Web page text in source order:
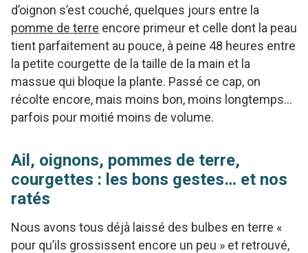
d’oignon s’est couché, quelques jours entre la
pomme de terre encore primeur et celle dont la peau
tient parfaitement au pouce, à peine 48 heures entre
la petite courgette de la taille de la main et la
massue qui bloque la plante. Passé ce cap, on
récolte encore, mais moins bon, moins longtemps…
parfois pour moitié moins de volume.
Ail, oignons, pommes de terre,
courgettes : les bons gestes… et nos
ratés
Nous avons tous déjà laissé des bulbes en terre «
pour qu’ils grossissent encore un peu » et retrouvé,